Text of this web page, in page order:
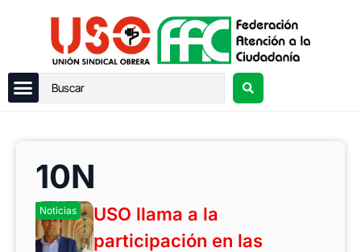
10N
Noticias
USO llama a la
participación en las